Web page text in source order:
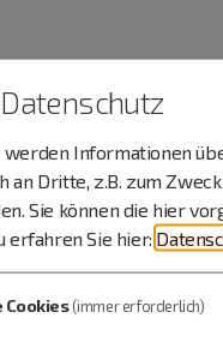
werden Informationen
an Dritte, z.B. zum
Sie können die hier
erfahren Sie hier:
Cookies(immer erforderlich)